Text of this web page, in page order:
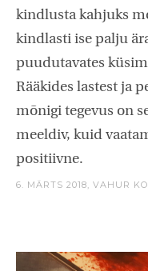
kindlusta kahjuks
kindlasti ise palju
puudutavates
Rääkides lastest ja
mõnigi tegevus on
meeldiv, kuid
positiivne.
6. MÄRTS 2018, VAHUR